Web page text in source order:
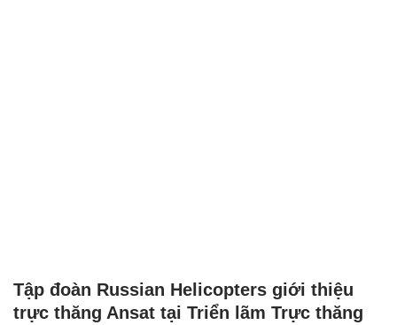
Tập đoàn Russian Helicopters giới thiệu
trực thăng Ansat tại Triển lãm Trực thăng